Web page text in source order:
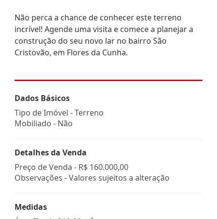
Não perca a chance de conhecer este terreno
incrível! Agende uma visita e comece a planejar a
construção do seu novo lar no bairro São
Cristovão, em Flores da Cunha.
Dados Básicos
Tipo de Imóvel - Terreno
Mobiliado - Não
Detalhes da Venda
Preço de Venda - R$ 160.000,00
Observações - Valores sujeitos a alteração
Medidas